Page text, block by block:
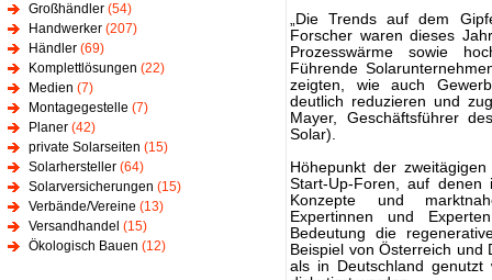
Großhändler (54)
Handwerker (207)
Händler (69)
Komplettlösungen (22)
Medien (7)
Montagegestelle (7)
Planer (42)
private Solarseiten (15)
Solarhersteller (64)
Solarversicherungen (15)
Verbände/Vereine (13)
Versandhandel (15)
Ökologisch Bauen (12)
„Die Trends auf dem
Forscher waren dieses
Prozesswärme sowie
Führende
zeigten, wie auch
deutlich reduzieren und
Mayer, Geschäftsführer
Solar).
Höhepunkt der
Start-Up-Foren, auf denen
Konzepte und
Expertinnen und
Bedeutung die
Beispiel von Österreich und
als in Deutschland genutzt